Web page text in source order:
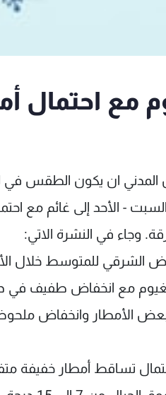
مع احتمال
المدني ان يكون الطقس في
السبت - الأحد إلى غائم مع
وجاء في النشرة الاتي:
للمتوسط خلال الأيام
مع انخفاض طفيف في
الأمطار وانخفاض
تساقط أمطار خفيفة